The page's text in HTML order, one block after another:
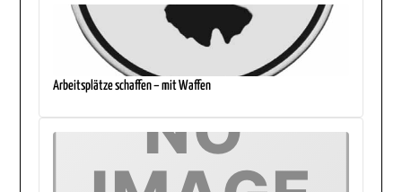
Arbeitsplätze schaffen – mit Waffen